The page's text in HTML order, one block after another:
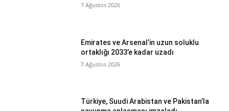
7 Ağustos 2026
Emirates ve Arsenal’in uzun soluklu
ortaklığı 2033’e kadar uzadı
7 Ağustos 2026
Türkiye, Suudi Arabistan ve Pakistan’la